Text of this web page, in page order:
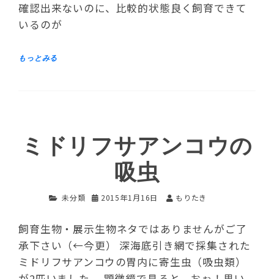
確認出来ないのに、比較的状態良く飼育できて
いるのが
ミドリフサアンコウの
吸虫
未分類 2015年1月16日 もりたき
飼育生物・展示生物ネタではありませんがご了
承下さい（←今更） 深海底引き網で採集された
ミドリフサアンコウの胃内に寄生虫（吸虫類）